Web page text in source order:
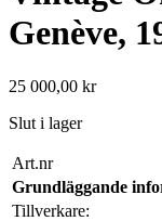
Genève,
25 000,00 kr
Slut i lager
Art.nr
Grundläggande
Tillverkare: